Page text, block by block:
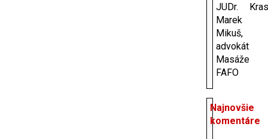
JUDr.
Marek
Mikuš,
advokát
Masáže
FAFO
Najnovšie
komentáre